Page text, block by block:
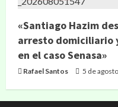
«Santiago Hazim
arresto domiciliario
en el caso Senasa»
Rafael Santos 5 de